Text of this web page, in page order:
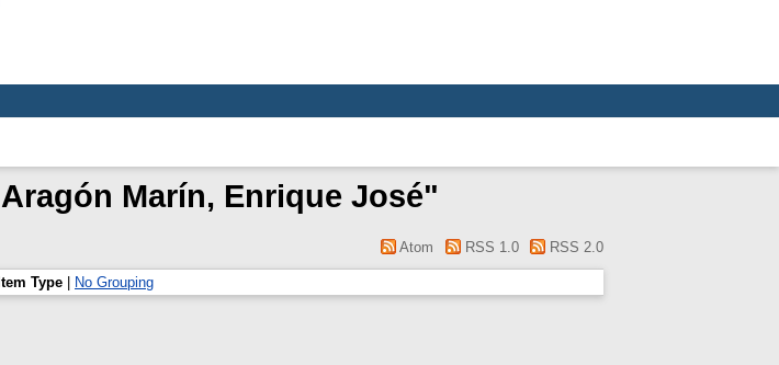
Aragón Marín, Enrique José"
Atom RSS 1.0 RSS 2.0
Item Type No Grouping